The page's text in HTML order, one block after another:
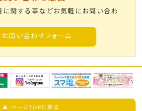
に関する事などお気軽にお問い合わ
お問い合わせフォーム
▲ ページTOPに戻る